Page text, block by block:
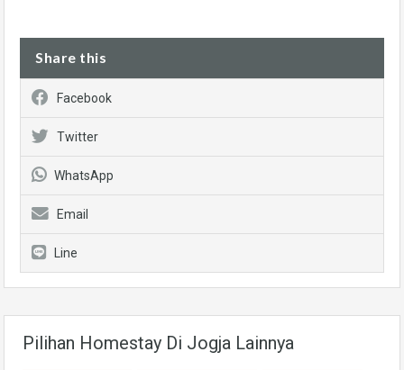
Share this
Facebook
Twitter
WhatsApp
Email
Line
Pilihan Homestay Di Jogja Lainnya